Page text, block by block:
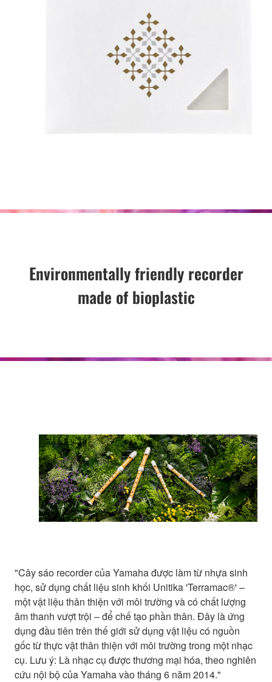
Environmentally friendly recorder
made of bioplastic
"Cây sáo recorder của Yamaha được làm từ nhựa sinh
học, sử dụng chất liệu sinh khối Unitika 'Terramac®' –
một vật liệu thân thiện với môi trường và có chất lượng
âm thanh vượt trội – để chế tạo phần thân. Đây là ứng
dụng đầu tiên trên thế giới sử dụng vật liệu có nguồn
gốc từ thực vật thân thiện với môi trường trong một nhạc
cụ. Lưu ý: Là nhạc cụ được thương mại hóa, theo nghiên
cứu nội bộ của Yamaha vào tháng 6 năm 2014."